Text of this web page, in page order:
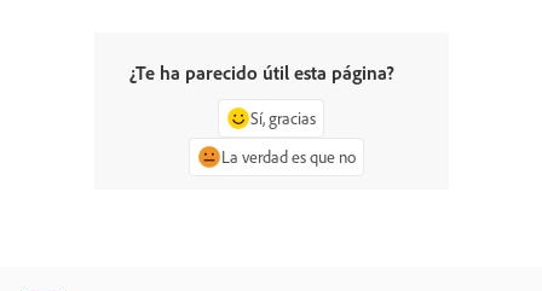
¿Te ha parecido útil esta página?
Sí, gracias
La verdad es que no